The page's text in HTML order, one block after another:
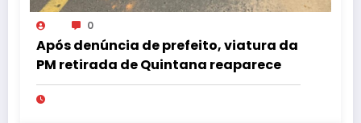
0
Após denúncia de prefeito, viatura da
PM retirada de Quintana reaparece